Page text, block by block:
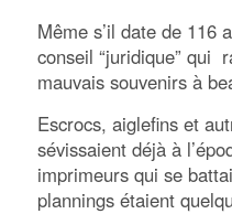
Même s’il date de 116
conseil “juridique” qui
mauvais souvenirs à
Escrocs, aiglefins et
sévissaient déjà à
imprimeurs qui se
plannings étaient